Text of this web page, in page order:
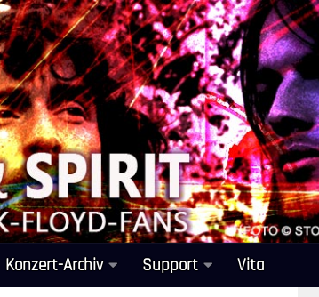
Konzert-Archiv Support Vita